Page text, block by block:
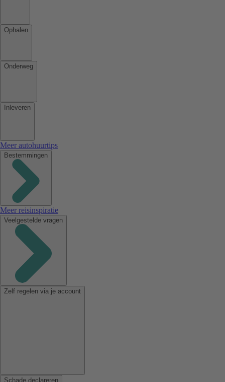
Ophalen
Onderweg
Inleveren
Meer autohuurtips
Bestemmingen
Meer reisinspiratie
Veelgestelde vragen
Zelf regelen via je account
Schade declareren